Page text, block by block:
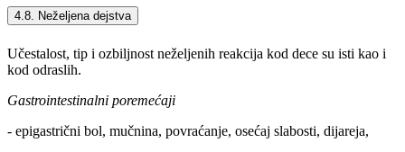
4.8. Neželjena dejstva
Učestalost, tip i ozbiljnost neželjenih reakcija kod dece su isti kao i
kod odraslih.
Gastrointestinalni poremećaji
- epigastrični bol, mučnina, povraćanje, osećaj slabosti, dijareja,